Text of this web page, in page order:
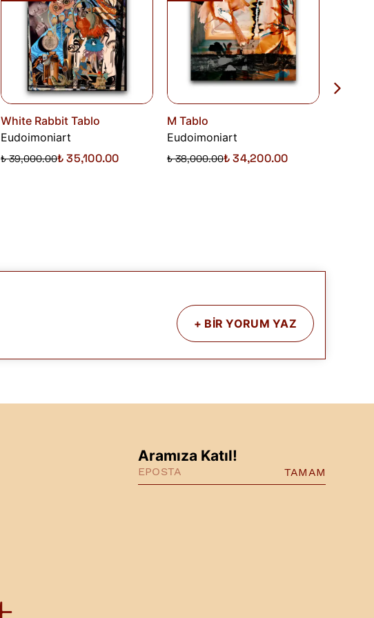
White Rabbit Tablo
Eudoimoniart
₺ 39,000.00₺ 35,100.00
M Tablo
Eudoimoniart
₺ 38,000.00₺ 34,200.00
+ BİR YORUM YAZ
Aramıza Katıl!
TAMAM